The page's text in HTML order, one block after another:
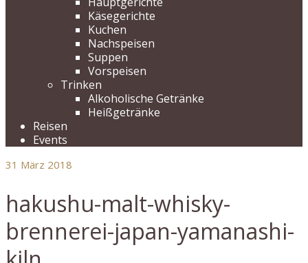
Käsegerichte
Kuchen
Nachspeisen
Suppen
Vorspeisen
Trinken
Alkoholische Getränke
Heißgetränke
Reisen
Events
31 März 2018
hakushu-malt-whisky-
brennerei-japan-yamanashi-